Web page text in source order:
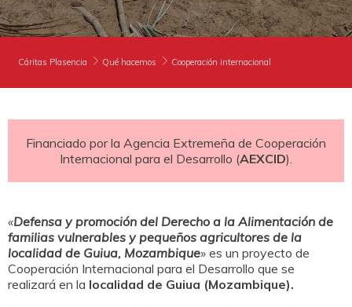
ACCESO PARA USUARIOS
OTRAS FORMAS DE COLABORAR
Cáritas Plasencia Qué hacemos Cooperación internacional
Financiado por la Agencia Extremeña de Cooperación
Internacional para el Desarrollo (AEXCID).
«Defensa y promoción del Derecho a la Alimentación de
familias vulnerables y pequeños agricultores de la
localidad de Guiua, Mozambique» es un proyecto de
Cooperación Internacional para el Desarrollo que se
realizará en la localidad de Guiua (Mozambique).